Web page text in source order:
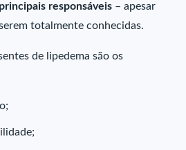
responsáveis – apesar
totalmente conhecidas.
de lipedema são os